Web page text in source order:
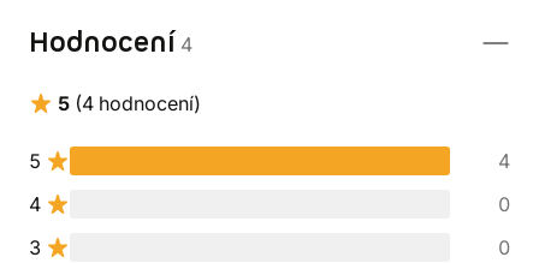
Hodnocení 4
5 (4 hodnocení)
5
4
4
0
3
0